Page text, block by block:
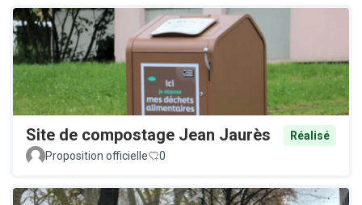
Site de compostage Jean Jaurès
Réalisé
Proposition officielle
0